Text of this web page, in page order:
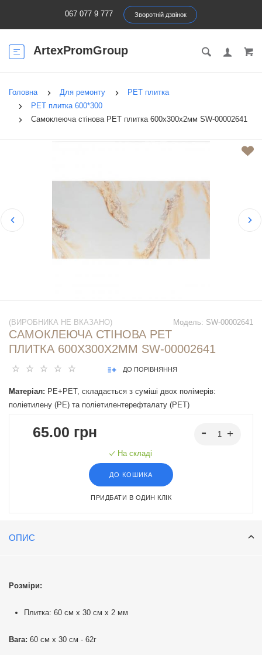
067 077 9 777 Зворотній дзвінок
ArtexPromGroup
Головна Для ремонту
PET плитка
PET плитка 600*300
Самоклеюча стінова PET плитка 600х300х2мм SW-00002641
Модель: SW-00002641
(ВИРОБНИКА НЕ ВКАЗАНО)
САМОКЛЕЮЧА СТІНОВА PET
ПЛИТКА 600Х300Х2ММ SW-00002641
ДО ПОРІВНЯННЯ
Матеріал: PE+PET, складається з суміші двох полімерів:
поліетилену (PE) та поліетилентерефталату (PET)
65.00 грн
На складі
ДО КОШИКА
ПРИДБАТИ В ОДИН КЛІК
ОПИС
Розміри:
Плитка: 60 см х 30 см х 2 мм
Вага: 60 см х 30 см - 62г